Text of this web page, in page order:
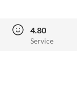
4.80
Service